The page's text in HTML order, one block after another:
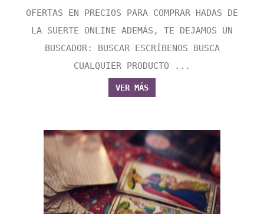
OFERTAS EN PRECIOS PARA COMPRAR HADAS DE
LA SUERTE ONLINE ADEMÁS, TE DEJAMOS UN
BUSCADOR: BUSCAR ESCRÍBENOS BUSCA
CUALQUIER PRODUCTO ...
VER MÁS